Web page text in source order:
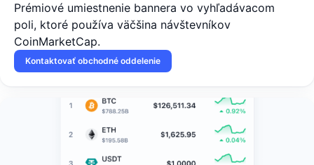
Prémiové umiestnenie bannera vo vyhľadávacom
poli, ktoré používa väčšina návštevníkov
CoinMarketCap.
Kontaktovať obchodné oddelenie